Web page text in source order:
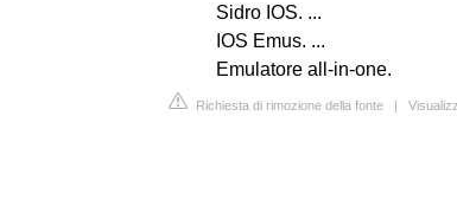
Sidro IOS. ...
IOS Emus. ...
Emulatore all-in-one.
Richiesta di rimozione della fonte |